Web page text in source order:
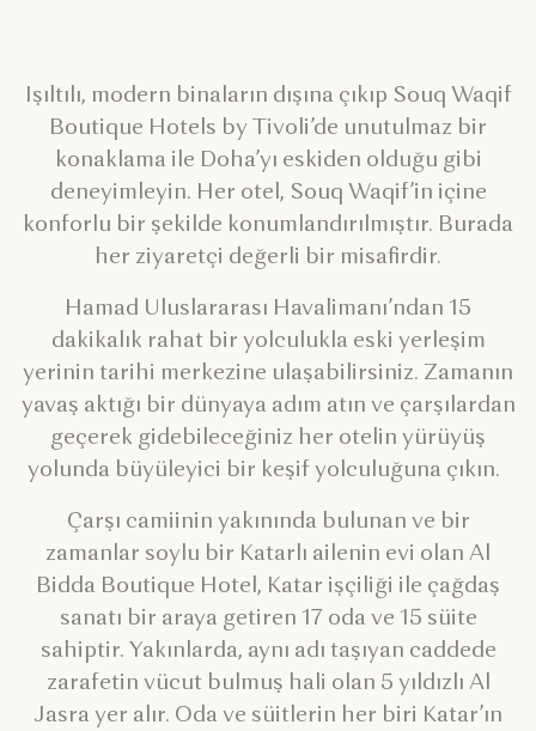
Işıltılı, modern binaların dışına çıkıp Souq Waqif
Boutique Hotels by Tivoli’de unutulmaz bir
konaklama ile Doha’yı eskiden olduğu gibi
deneyimleyin. Her otel, Souq Waqif’in içine
konforlu bir şekilde konumlandırılmıştır. Burada
her ziyaretçi değerli bir misafirdir.
Hamad Uluslararası Havalimanı’ndan 15
dakikalık rahat bir yolculukla eski yerleşim
yerinin tarihi merkezine ulaşabilirsiniz. Zamanın
yavaş aktığı bir dünyaya adım atın ve çarşılardan
geçerek gidebileceğiniz her otelin yürüyüş
yolunda büyüleyici bir keşif yolculuğuna çıkın.
Çarşı camiinin yakınında bulunan ve bir
zamanlar soylu bir Katarlı ailenin evi olan Al
Bidda Boutique Hotel, Katar işçiliği ile çağdaş
sanatı bir araya getiren 17 oda ve 15 süite
sahiptir. Yakınlarda, aynı adı taşıyan caddede
zarafetin vücut bulmuş hali olan 5 yıldızlı Al
Jasra yer alır. Oda ve süitlerin her biri Katar’ın